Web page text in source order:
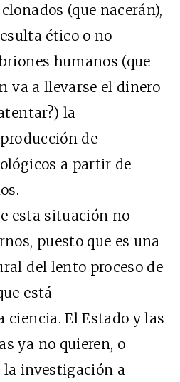
(que nacerán),
ético o no
humanos (que
va a llevarse el dinero
la
de
a partir de
esta situación no
puesto que es una
del lento proceso de
está
ciencia. El Estado y las
ya no quieren, o
la investigación a